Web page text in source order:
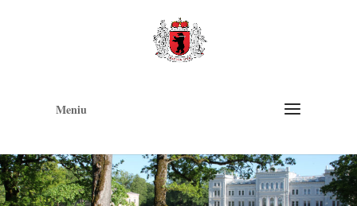
Meniu